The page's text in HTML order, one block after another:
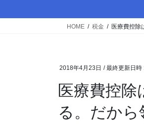
HOME 税金 医療費控除
2018年4月23日 / 最終更新日時
医療費控
る。だか